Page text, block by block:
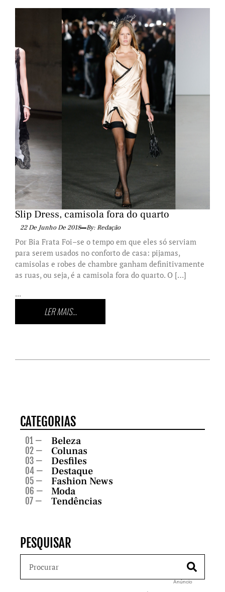
Slip Dress, camisola fora do quarto
22 De Junho De 2018 By: Redação
Por Bia Frata Foi–se o tempo em que eles só serviam
para serem usados no conforto de casa: pijamas,
camisolas e robes de chambre ganham definitivamente
as ruas, ou seja, é a camisola fora do quarto. O […]
...
LER MAIS...
CATEGORIAS
01 — Beleza
02 — Colunas
03 — Desfiles
04 — Destaque
05 — Fashion News
06 — Moda
07 — Tendências
PESQUISAR
Anúncio